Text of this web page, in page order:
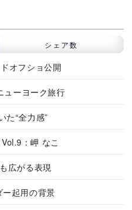
シェア数
オフショ公開
ューヨーク旅行
た“全力感”
：岬 なこ
広がる表現
起用の背景